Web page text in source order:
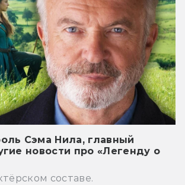
Сэма Нила, главный
новости про «Легенду о
составе.